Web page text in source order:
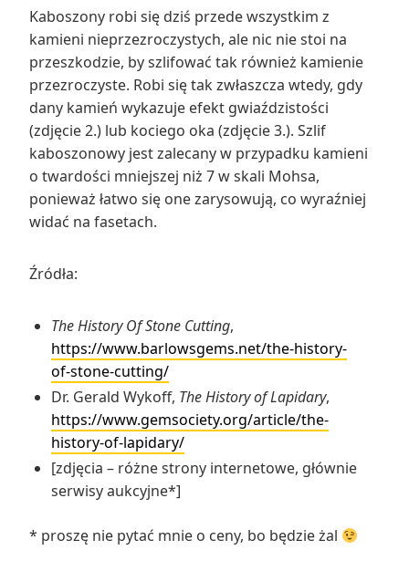
Kaboszony robi się dziś przede wszystkim z
kamieni nieprzezroczystych, ale nic nie stoi na
przeszkodzie, by szlifować tak również kamienie
przezroczyste. Robi się tak zwłaszcza wtedy, gdy
dany kamień wykazuje efekt gwiaździstości
(zdjęcie 2.) lub kociego oka (zdjęcie 3.). Szlif
kaboszonowy jest zalecany w przypadku kamieni
o twardości mniejszej niż 7 w skali Mohsa,
ponieważ łatwo się one zarysowują, co wyraźniej
widać na fasetach.
Źródła:
The History Of Stone Cutting,
https://www.barlowsgems.net/the-history-
of-stone-cutting/
Dr. Gerald Wykoff, The History of Lapidary,
https://www.gemsociety.org/article/the-
history-of-lapidary/
[zdjęcia – różne strony internetowe, głównie
serwisy aukcyjne*]
* proszę nie pytać mnie o ceny, bo będzie żal